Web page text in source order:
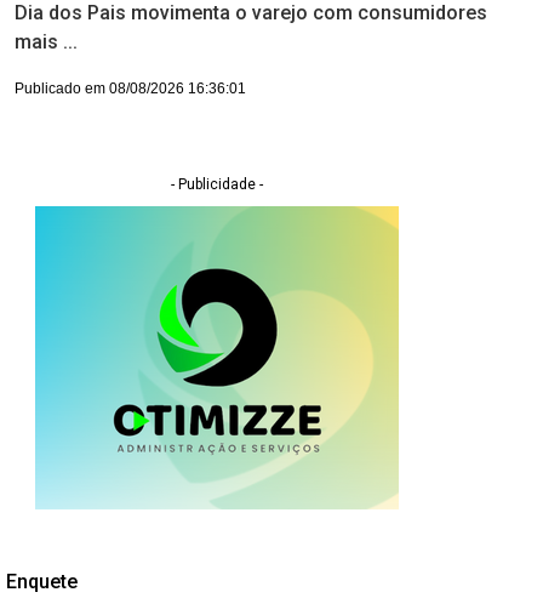
Dia dos Pais movimenta o varejo com consumidores
mais ...
Publicado em 08/08/2026 16:36:01
- Publicidade -
Enquete